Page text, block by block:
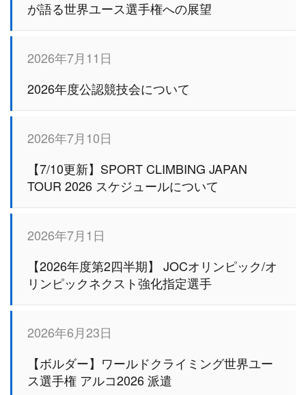
が語る世界ユース選手権への展望
2026年7月11日
2026年度公認競技会について
2026年7月10日
【7/10更新】SPORT CLIMBING JAPAN
TOUR 2026 スケジュールについて
2026年7月1日
【2026年度第2四半期】 JOCオリンピック/オ
リンピックネクスト強化指定選手
2026年6月23日
【ボルダー】ワールドクライミング世界ユー
ス選手権 アルコ2026 派遣